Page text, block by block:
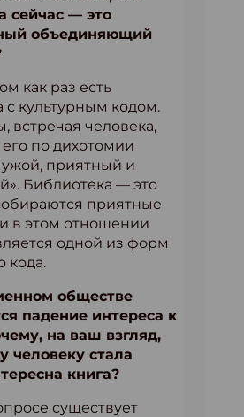
сейчас — это
объединяющий
как раз есть
с культурным кодом.
встречая человека,
по дихотомии
приятный и
Библиотека — это
приятные
в этом отношении
одной из форм
кода.
обществе
падение интереса к
на ваш взгляд,
человеку стала
книга?
существует